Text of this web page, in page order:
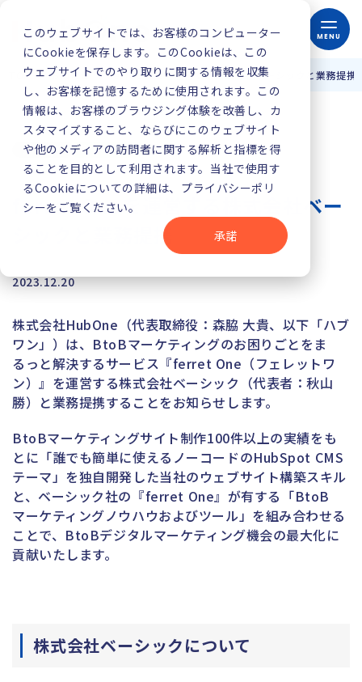
このウェブサイトでは、お客様のコンピューター
にCookieを保存します。このCookieは、この
ウェブサイトでのやり取りに関する情報を収集
し、お客様を記憶するために使用されます。この
情報は、お客様のブラウジング体験を改善し、カ
スタマイズすること、ならびにこのウェブサイト
や他のメディアの訪問者に関する解析と指標を得
ることを目的として利用されます。当社で使用す
るCookieについての詳細は、プライバシーポリ
シーをご覧ください。
承諾
MENU
TOP お知らせ ferret Oneを運営する株式会社ベーシックと業務提携
ferret Oneを運営する株式会社ベー
シックと業務提携
2023.12.20
株式会社HubOne（代表取締役：森脇 大貴、以下「ハブ
ワン」）は、BtoBマーケティングのお困りごとをま
るっと解決するサービス『ferret One（フェレットワ
ン）』を運営する株式会社ベーシック（代表者：秋山
勝）と業務提携することをお知らせします。
BtoBマーケティングサイト制作100件以上の実績をも
とに「誰でも簡単に使えるノーコードのHubSpot CMS
テーマ」を独自開発した当社のウェブサイト構築スキル
と、ベーシック社の『ferret One』が有する「BtoB
マーケティングノウハウおよびツール」を組み合わせる
ことで、BtoBデジタルマーケティング機会の最大化に
貢献いたします。
株式会社ベーシックについて